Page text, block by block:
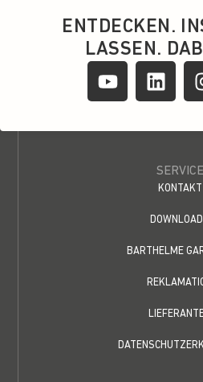
ENTDECKEN.
LASSEN.
SERVICE
KONTAKT
BARTHELME